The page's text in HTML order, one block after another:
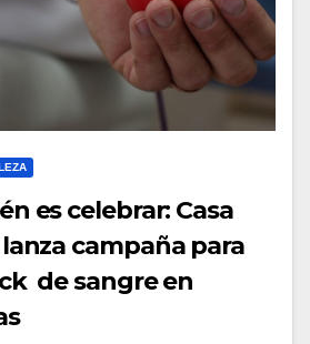
es celebrar: Casa
campaña para
de sangre en